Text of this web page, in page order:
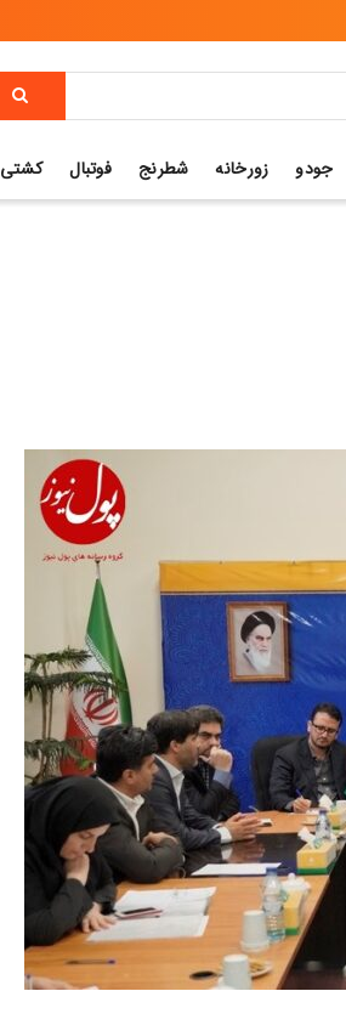
جودو زورخانه شطرنج فوتبال کشتی